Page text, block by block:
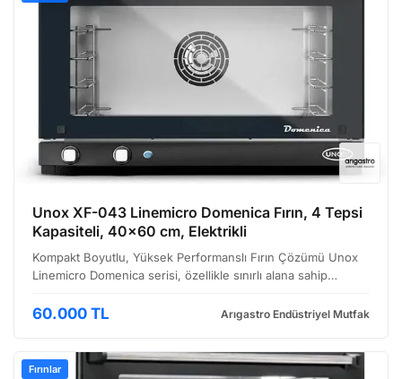
Unox XF-043 Linemicro Domenica Fırın, 4 Tepsi
Kapasiteli, 40x60 cm, Elektrikli
Kompakt Boyutlu, Yüksek Performanslı Fırın Çözümü Unox
Linemicro Domenica serisi, özellikle sınırlı alana sahip
tasarlanmış, elektrikli konveksiyonel fırın modelid…
60.000 TL Arıgastro Endüstriyel Mutfak
Fırınlar